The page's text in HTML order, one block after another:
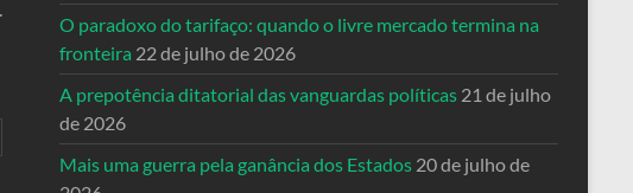
O paradoxo do tarifaço: quando o livre mercado termina na
fronteira 22 de julho de 2026
A prepotência ditatorial das vanguardas políticas 21 de julho
de 2026
Mais uma guerra pela ganância dos Estados 20 de julho de